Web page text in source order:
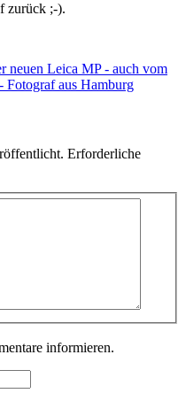
zurück ;-).
neuen Leica MP - auch vom
Fotograf aus Hamburg
Erforderliche
informieren.